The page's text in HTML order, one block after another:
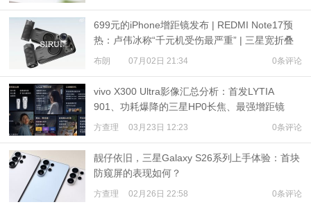
699元的iPhone增距镜发布 | REDMI Note17预
热：卢伟冰称“千元机受伤最严重” | 三星宽折叠
或7月22日发布
布朗 07月02日 21:34 0条评论
vivo X300 Ultra影像汇总分析：首发LYTIA
901、功耗爆降的三星HP0长焦、最强增距镜
方查理 03月23日 12:23 0条评论
靓仔依旧，三星Galaxy S26系列上手体验：首块
防窥屏的表现如何？
方查理 02月26日 22:58 0条评论